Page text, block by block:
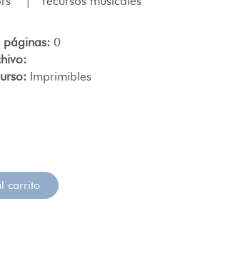
páginas: 0
Imprimibles
carrito